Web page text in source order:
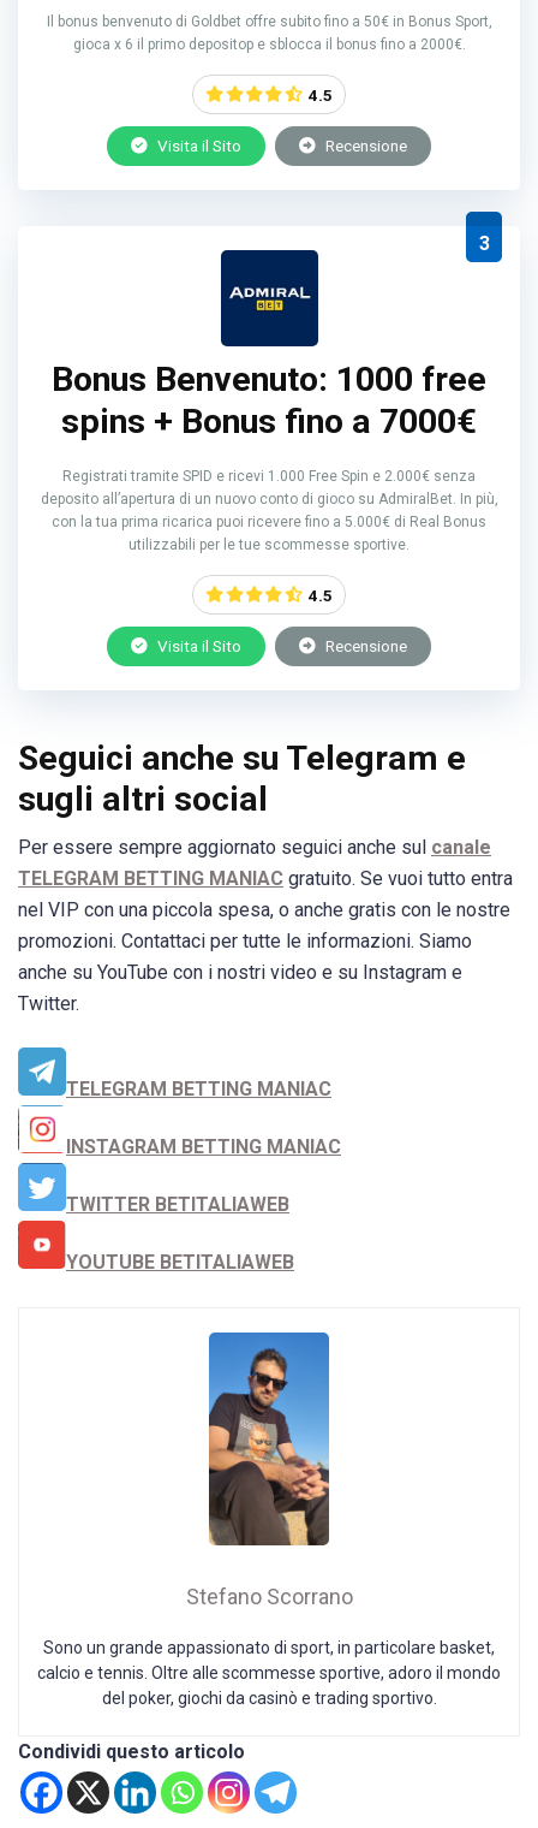
Il bonus benvenuto di Goldbet offre subito fino a 50€ in Bonus Sport,
gioca x 6 il primo depositop e sblocca il bonus fino a 2000€.
4.5
Visita il Sito Recensione
3
Bonus Benvenuto: 1000 free
spins + Bonus fino a 7000€
Registrati tramite SPID e ricevi 1.000 Free Spin e 2.000€ senza
deposito all’apertura di un nuovo conto di gioco su AdmiralBet. In più,
con la tua prima ricarica puoi ricevere fino a 5.000€ di Real Bonus
utilizzabili per le tue scommesse sportive.
4.5
Visita il Sito Recensione
Seguici anche su Telegram e
sugli altri social
Per essere sempre aggiornato seguici anche sul canale
TELEGRAM BETTING MANIAC gratuito. Se vuoi tutto entra
nel VIP con una piccola spesa, o anche gratis con le nostre
promozioni. Contattaci per tutte le informazioni. Siamo
anche su YouTube con i nostri video e su Instagram e
Twitter.
TELEGRAM BETTING MANIAC
INSTAGRAM BETTING MANIAC
TWITTER BETITALIAWEB
YOUTUBE BETITALIAWEB
Stefano Scorrano
Sono un grande appassionato di sport, in particolare basket,
calcio e tennis. Oltre alle scommesse sportive, adoro il mondo
del poker, giochi da casinò e trading sportivo.
Condividi questo articolo